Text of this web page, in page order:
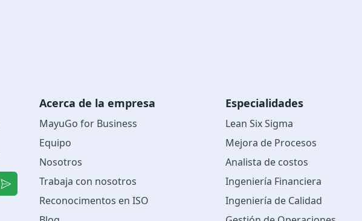
Acerca de la empresa
MayuGo for Business
Equipo
Nosotros
Trabaja con nosotros
Reconocimentos en ISO
Especialidades
Lean Six Sigma
Mejora de Procesos
Analista de costos
Ingeniería Financiera
Ingeniería de Calidad